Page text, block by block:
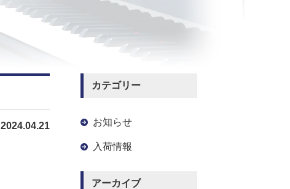
2024.04.21
カテゴリー
お知らせ
入荷情報
アーカイブ